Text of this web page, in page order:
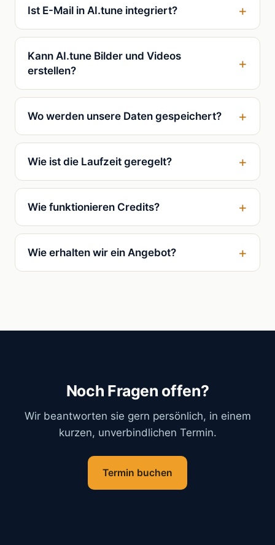
Ist E-Mail in AI.tune integriert?
Kann AI.tune Bilder und Videos
erstellen?
Wo werden unsere Daten gespeichert?
Wie ist die Laufzeit geregelt?
Wie funktionieren Credits?
Wie erhalten wir ein Angebot?
Noch Fragen offen?
Wir beantworten sie gern persönlich, in einem
kurzen, unverbindlichen Termin.
Termin buchen